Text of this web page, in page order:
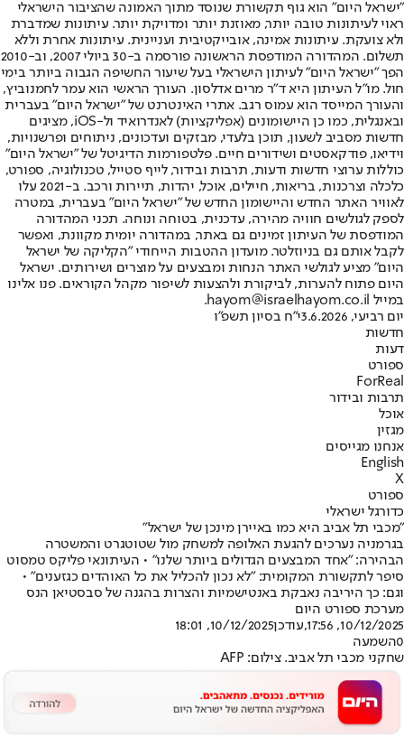
"ישראל היום" הוא גוף תקשורת שנוסד מתוך האמונה שהציבור הישראלי
ראוי לעיתונות טובה יותר, מאוזנת יותר ומדויקת יותר. עיתונות שמדברת
ולא צועקת. עיתונות אמינה, אובייקטיבית ועניינית. עיתונות אחרת וללא
תשלום. המהדורה המודפסת הראשונה פורסמה ב-30 ביולי 2007, וב-2010
הפך "ישראל היום" לעיתון הישראלי בעל שיעור החשיפה הגבוה ביותר בימי
חול. מו"ל העיתון היא ד"ר מרים אדלסון. העורך הראשי הוא עמר לחמנוביץ,
והעורך המייסד הוא עמוס רגב. אתרי האינטרנט של "ישראל היום" בעברית
ובאנגלית, כמו כן היישומונים (אפליקציות) לאנדרואיד ול-iOS, מציגים
חדשות מסביב לשעון, תוכן בלעדי, מבזקים ועדכונים, ניתוחים ופרשנויות,
וידיאו, פודקאסטים ושידורים חיים. פלטפורמות הדיגיטל של "ישראל היום"
כוללות ערוצי חדשות ודעות, תרבות ובידור, לייף סטייל, טכנולוגיה, ספורט,
כלכלה וצרכנות, בריאות, חיילים, אוכל, יהדות, תיירות ורכב. ב-2021 עלו
לאוויר האתר החדש והיישומון החדש של "ישראל היום" בעברית, במטרה
לספק לגולשים חוויה מהירה, עדכנית, בטוחה ונוחה. תכני המהדורה
המודפסת של העיתון זמינים גם באתר, במהדורה יומית מקוונת, ואפשר
לקבל אותם גם בניוזלטר. מועדון ההטבות הייחודי "הקליקה של ישראל
היום" מציע לגולשי האתר הנחות ומבצעים על מוצרים ושירותים. ישראל
היום פתוח להערות, לביקורת ולהצעות לשיפור מקהל הקוראים. פנו אלינו
במייל hayom@israelhayom.co.il.
יום רביעי, 3.6.2026
י"ח בסיון תשפ"ו
חדשות
דעות
ספורט
ForReal
תרבות ובידור
אוכל
מגזין
אנחנו מגייסים
English
X
ספורט
כדורגל ישראלי
"מכבי תל אביב היא כמו באיירן מינכן של ישראל"
בגרמניה נערכים להגעת האלופה למשחק מול שטוטגרט והמשטרה
הבהירה: "אחד המבצעים הגדולים ביותר שלנו" • העיתונאי פליקס טמסוט
סיפר לתקשורת המקומית: "לא נכון להכליל את כל האוהדים כגזענים" •
וגם: כך היריבה נאבקת באנטישמיות והצרות בהגנה של סבסטיאן הנס
מערכת ספורט היום
10/12/2025, 17:56
,עודכן10/12/2025, 18:01
0השמעה
שחקני מכבי תל אביב. צילום: AFP